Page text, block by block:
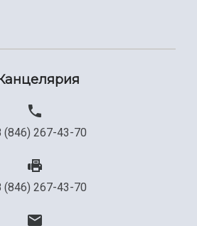
организации
(846) 267-43-70
(846) 267-43-70